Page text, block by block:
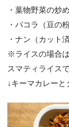
・葉物野菜の炒
・パコラ（豆の
・ナン（カット
※ライスの場合
スマティライス
↓キーマカレー